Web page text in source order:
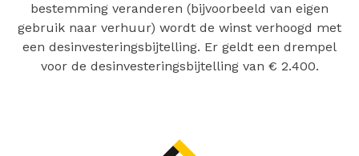
bestemming veranderen (bijvoorbeeld van eigen
gebruik naar verhuur) wordt de winst verhoogd met
een desinvesteringsbijtelling. Er geldt een drempel
voor de desinvesteringsbijtelling van € 2.400.